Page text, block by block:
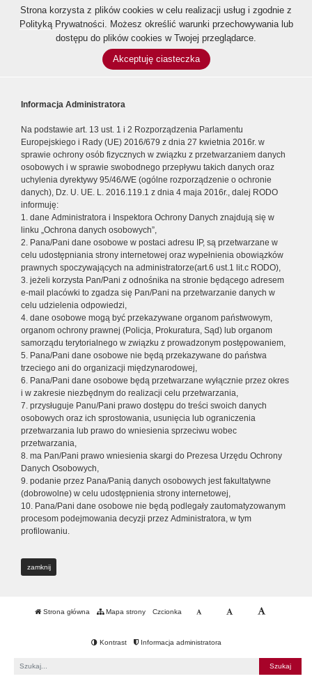
Strona korzysta z plików cookies w celu realizacji usług i zgodnie z
Polityką Prywatności. Możesz określić warunki przechowywania lub
dostępu do plików cookies w Twojej przeglądarce.
Akceptuję ciasteczka
Informacja Administratora
Na podstawie art. 13 ust. 1 i 2 Rozporządzenia Parlamentu
Europejskiego i Rady (UE) 2016/679 z dnia 27 kwietnia 2016r. w
sprawie ochrony osób fizycznych w związku z przetwarzaniem danych
osobowych i w sprawie swobodnego przepływu takich danych oraz
uchylenia dyrektywy 95/46/WE (ogólne rozporządzenie o ochronie
danych), Dz. U. UE. L. 2016.119.1 z dnia 4 maja 2016r., dalej RODO
informuję:
1. dane Administratora i Inspektora Ochrony Danych znajdują się w
linku „Ochrona danych osobowych”,
2. Pana/Pani dane osobowe w postaci adresu IP, są przetwarzane w
celu udostępniania strony internetowej oraz wypełnienia obowiązków
prawnych spoczywających na administratorze(art.6 ust.1 lit.c RODO),
3. jeżeli korzysta Pan/Pani z odnośnika na stronie będącego adresem
e-mail placówki to zgadza się Pan/Pani na przetwarzanie danych w
celu udzielenia odpowiedzi,
4. dane osobowe mogą być przekazywane organom państwowym,
organom ochrony prawnej (Policja, Prokuratura, Sąd) lub organom
samorządu terytorialnego w związku z prowadzonym postępowaniem,
5. Pana/Pani dane osobowe nie będą przekazywane do państwa
trzeciego ani do organizacji międzynarodowej,
6. Pana/Pani dane osobowe będą przetwarzane wyłącznie przez okres
i w zakresie niezbędnym do realizacji celu przetwarzania,
7. przysługuje Panu/Pani prawo dostępu do treści swoich danych
osobowych oraz ich sprostowania, usunięcia lub ograniczenia
przetwarzania lub prawo do wniesienia sprzeciwu wobec
przetwarzania,
8. ma Pan/Pani prawo wniesienia skargi do Prezesa Urzędu Ochrony
Danych Osobowych,
9. podanie przez Pana/Panią danych osobowych jest fakultatywne
(dobrowolne) w celu udostępnienia strony internetowej,
10. Pana/Pani dane osobowe nie będą podlegały zautomatyzowanym
procesom podejmowania decyzji przez Administratora, w tym
profilowaniu.
zamknij
Strona główna Mapa strony Czcionka
Kontrast Informacja administratora